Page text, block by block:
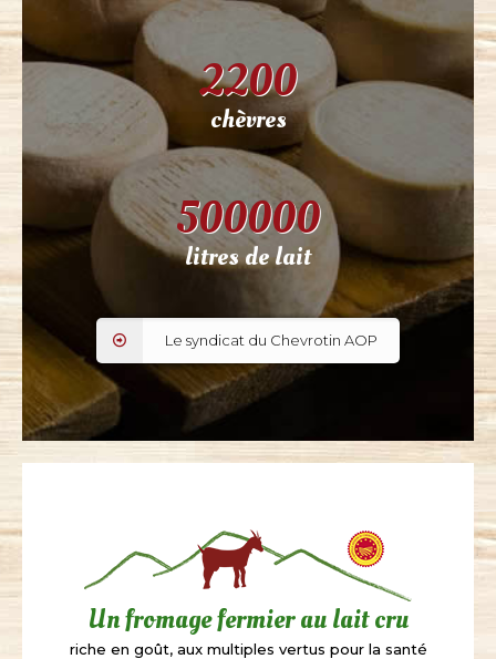
2200
chèvres
500000
litres de lait
Le syndicat du Chevrotin AOP
Un fromage fermier au lait cru
riche en goût, aux multiples vertus pour la santé